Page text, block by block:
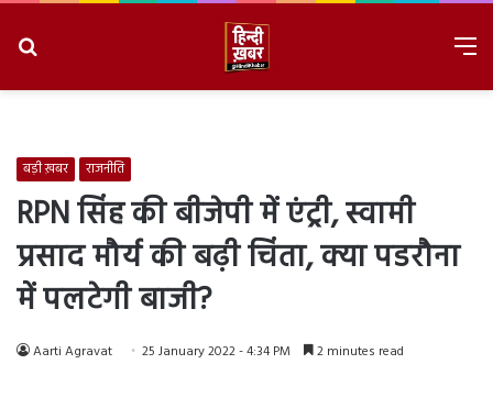
बड़ी ख़बर राजनीति
RPN सिंह की बीजेपी में एंट्री, स्वामी
प्रसाद मौर्य की बढ़ी चिंता, क्या पडरौना
में पलटेगी बाजी?
Aarti Agravat 25 January 2022 - 4:34 PM 2 minutes read